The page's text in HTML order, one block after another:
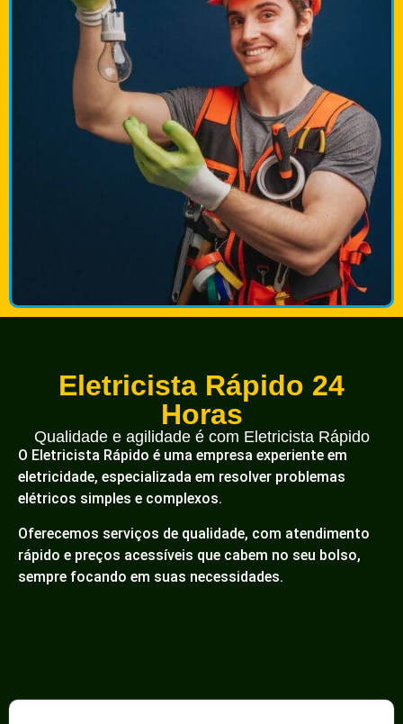
Eletricista Rápido 24
Horas
Qualidade e agilidade é com Eletricista Rápido
O Eletricista Rápido é uma empresa experiente em
eletricidade, especializada em resolver problemas
elétricos simples e complexos.
Oferecemos serviços de qualidade, com atendimento
rápido e preços acessíveis que cabem no seu bolso,
sempre focando em suas necessidades.